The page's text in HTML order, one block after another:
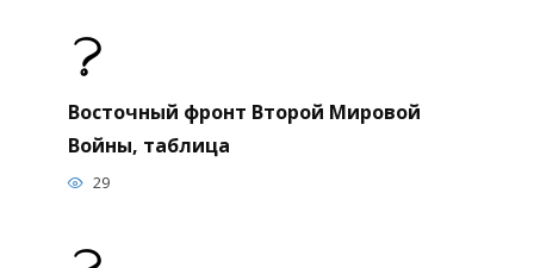
Восточный фронт Второй Мировой
Войны, таблица
29